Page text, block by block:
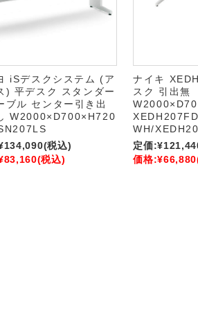
iSデスクシステム (ア
) 平デスク スタンダー
ブル センター引き出
W2000×D700×H720
(税込)
(税込)
ナイキ
スク 引出無
WH/
定価:
価格:¥66,880